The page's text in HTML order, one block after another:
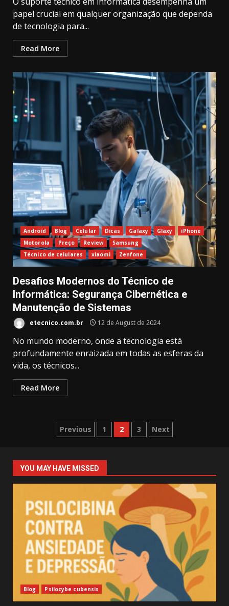
papel crucial em qualquer organização que dependa
de tecnologia para...
Read More
Android Blog Celular Dicas Galaxy Glaxy
iPhone
Motorola
Preço Review
Samsung
Técnico de celulares
xiaomi Zenfone
Desafios Modernos do Técnico de
Informática: Segurança Cibernética e
Manutenção de Sistemas
etecnico.com.br 12 de August de 2024
No mundo moderno, onde a tecnologia está
profundamente enraizada em todas as esferas da
vida, os técnicos...
Read More
Posts
Previous 1 2 3 Next
YOU MAY HAVE MISSED
Blog Psilocybe cubensis